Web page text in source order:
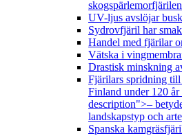
UV-ljus avslöjar
Sydrovfjäril har
Handel med fjärilar
Vätska i
Drastisk minskning
Fjärilars spridning
Finland under 120
description">–
landskapstyp och
Spanska